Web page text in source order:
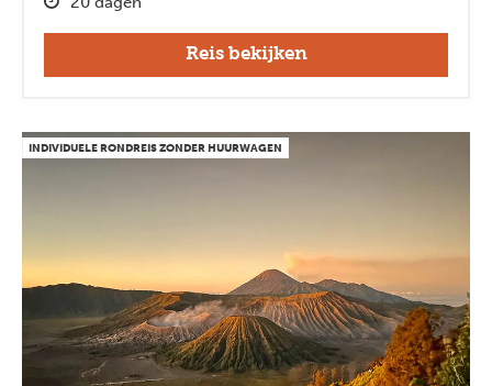
Reis bekijken
INDIVIDUELE RONDREIS ZONDER HUURWAGEN